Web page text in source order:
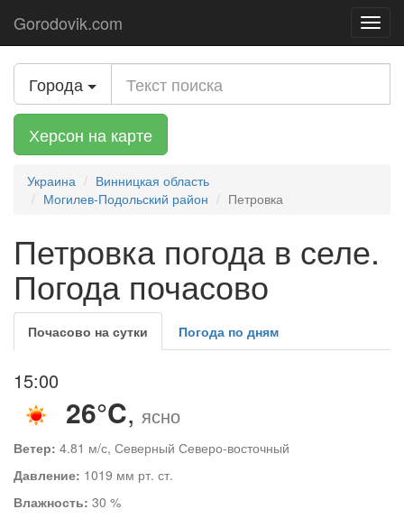
Gorodovik.com
Города
Херсон на карте
Украина
Винницкая область
Могилев-Подольский район
Петровка
Петровка погода в селе.
Погода почасово
Почасово на сутки Погода по дням
15:00
26°C, ясно
Ветер: 4.81 м/с, Северный Северо-восточный
Давление: 1019 мм рт. ст.
Влажность: 30 %